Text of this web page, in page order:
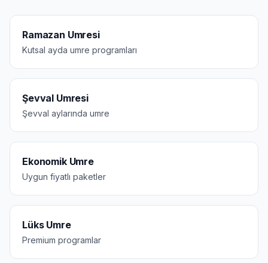
Ramazan Umresi
Kutsal ayda umre programları
Şevval Umresi
Şevval aylarında umre
Ekonomik Umre
Uygun fiyatlı paketler
Lüks Umre
Premium programlar